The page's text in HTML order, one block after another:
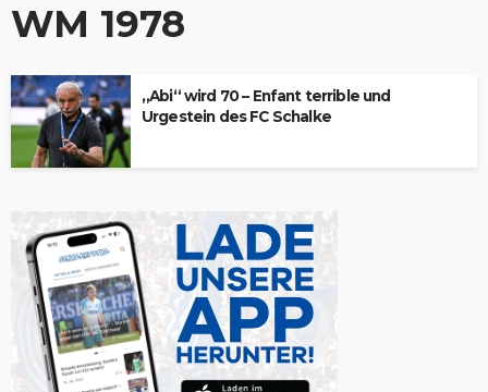
WM 1978
„Abi“ wird 70 – Enfant terrible und
Urgestein des FC Schalke